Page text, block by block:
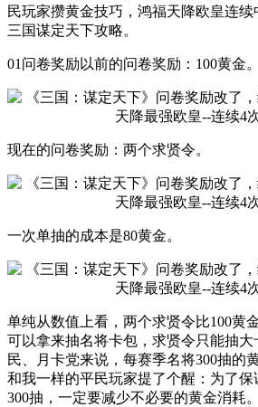
民玩家攒黄金技巧，鸿福天降欧皇连
三国谋定天下攻略。
01问卷奖励以前的问卷奖励：100黄金。
现在的问卷奖励：两个求贤令。
一次单抽的成本是80黄金。
单纯从数值上看，两个求贤令比100黄
可以拿来抽名将卡包，求贤令只能抽
民、月卡党来说，每赛季名将300抽的
和我一样的平民玩家提了个醒：为了
300抽，一定要减少不必要的黄金消耗